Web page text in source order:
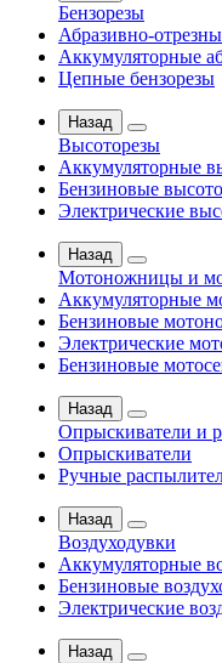
Бензорезы
Абразивно-
Аккумуляторные
Цепные бензорезы
Назад
Высоторезы
Аккумуляторные
Бензиновые
Электрические
Назад
Мотоножницы и
Аккумуляторные
Бензиновые
Электрические
Бензиновые
Назад
Опрыскиватели и
Опрыскиватели
Ручные
Назад
Воздуходувки
Аккумуляторные
Бензиновые
Электрические
Назад